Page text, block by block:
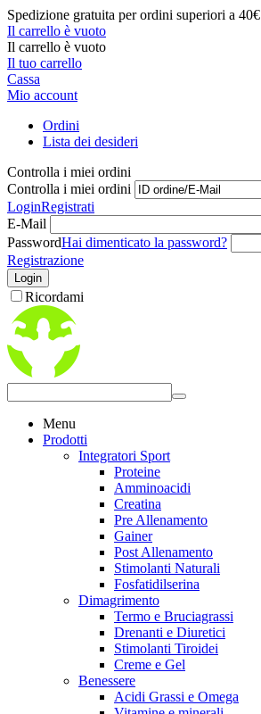
Spedizione gratuita per ordini superiori a 40€
Il carrello è vuoto
Il carrello è vuoto
Il tuo carrello
Cassa
Mio account
Ordini
Lista dei desideri
Controlla i miei ordini
Controlla i miei ordini
LoginRegistrati
E-Mail
PasswordHai dimenticato la password?
Registrazione
Login
Ricordami
Menu
Prodotti
Integratori Sport
Proteine
Amminoacidi
Creatina
Pre Allenamento
Gainer
Post Allenamento
Stimolanti Naturali
Fosfatidilserina
Dimagrimento
Termo e Bruciagrassi
Drenanti e Diuretici
Stimolanti Tiroidei
Creme e Gel
Benessere
Acidi Grassi e Omega